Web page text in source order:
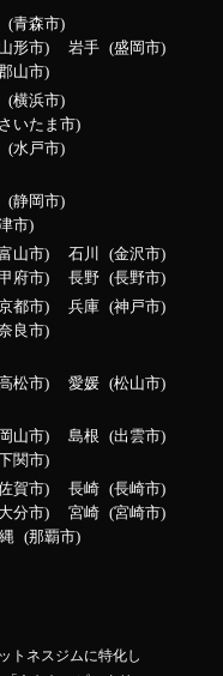
青森市
山形市 岩手
盛岡市
山市
横浜市
さいたま市
水戸市
静岡市
市
山市 石川
金沢市
府市 長野 長野市
都市 兵庫
神戸市
良市
高松市 愛媛
松山市
岡山市 島根
出雲市
下関市
賀市 長崎
長崎市
大分市 宮崎
宮崎市
那覇市
トネスジムに特化し